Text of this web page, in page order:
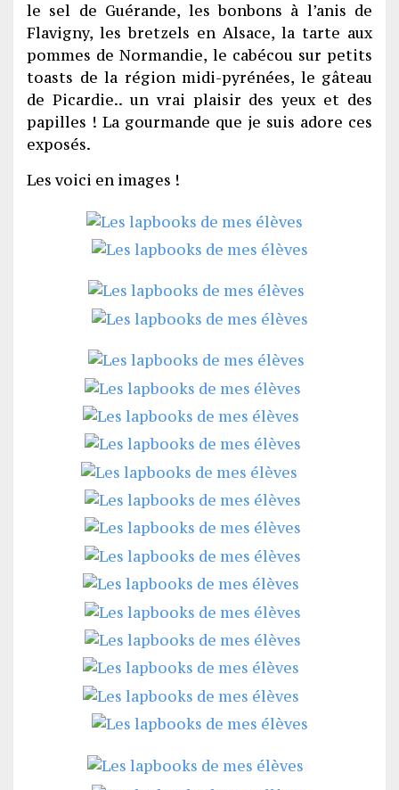
le sel de Guérande, les bonbons à l’anis de
Flavigny, les bretzels en Alsace, la tarte aux
pommes de Normandie, le cabécou sur petits
toasts de la région midi-pyrénées, le gâteau
de Picardie.. un vrai plaisir des yeux et des
papilles ! La gourmande que je suis adore ces
exposés.
Les voici en images !